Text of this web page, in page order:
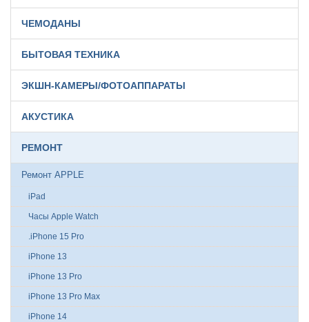
ЧЕМОДАНЫ
БЫТОВАЯ ТЕХНИКА
ЭКШН-КАМЕРЫ/ФОТОАППАРАТЫ
АКУСТИКА
РЕМОНТ
Ремонт APPLE
iPad
Часы Apple Watch
.iPhone 15 Pro
iPhone 13
iPhone 13 Pro
iPhone 13 Pro Max
iPhone 14